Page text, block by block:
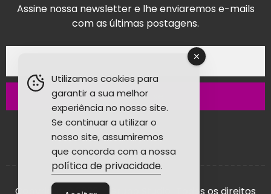
Assine nossa newsletter e lhe enviaremos e-mails
com as últimas postagens.
Inscrever-se
Copyright © 2026 - Grupo Studio! Todos os direitos
Utilizamos cookies para
garantir a sua melhor
experiência no nosso site.
Se continuar a utilizar o
nosso site, assumiremos
que concorda com a nossa
política de privacidade.